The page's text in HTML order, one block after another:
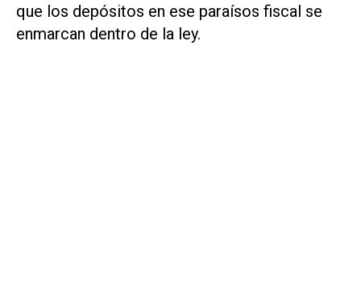
que los depósitos en ese paraísos fiscal se
enmarcan dentro de la ley.